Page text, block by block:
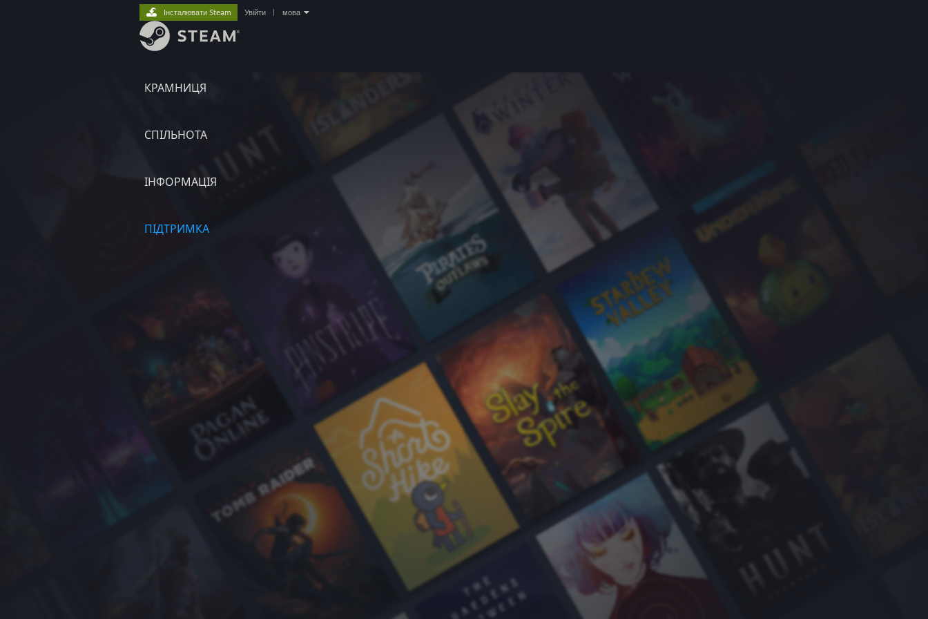
КРАМНИЦЯ
СПІЛЬНОТА
ІНФОРМАЦІЯ
ПІДТРИМКА
Інсталювати Steam Увійти мова